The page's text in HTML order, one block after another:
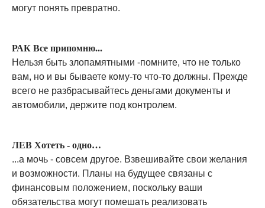
могут понять превратно.
РАК Все припомню...
Нельзя быть злопамятными -помните, что не только
вам, но и вы бываете кому-то что-то должны. Прежде
всего не разбрасывайтесь деньгами документы и
автомобили, держите под контролем.
ЛЕВ Хотеть - одно…
...а мочь - совсем другое. Взвешивайте свои желания
и возможности. Планы на будущее связаны с
финансовым положением, поскольку ваши
обязательства могут помешать реализовать